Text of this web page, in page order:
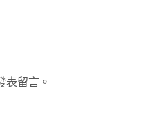
表留言。